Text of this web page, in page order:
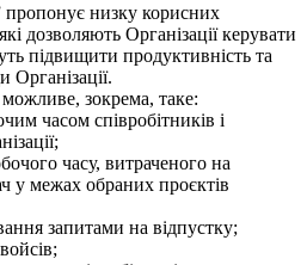
низку корисних
дозволяють Організації керувати
підвищити продуктивність та
Організації.
зокрема, таке:
часом співробітників і
часу, витраченого на
у межах обраних проєктів
запитами на відпустку;